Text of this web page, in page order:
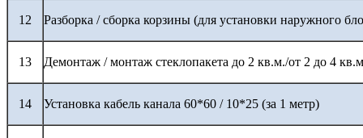
12 Разборка / сборка корзины (для установки наружного
13 Демонтаж / монтаж стеклопакета до 2 кв.м./от 2 до 4
14 Установка кабель канала 60*60 / 10*25 (за 1 метр)